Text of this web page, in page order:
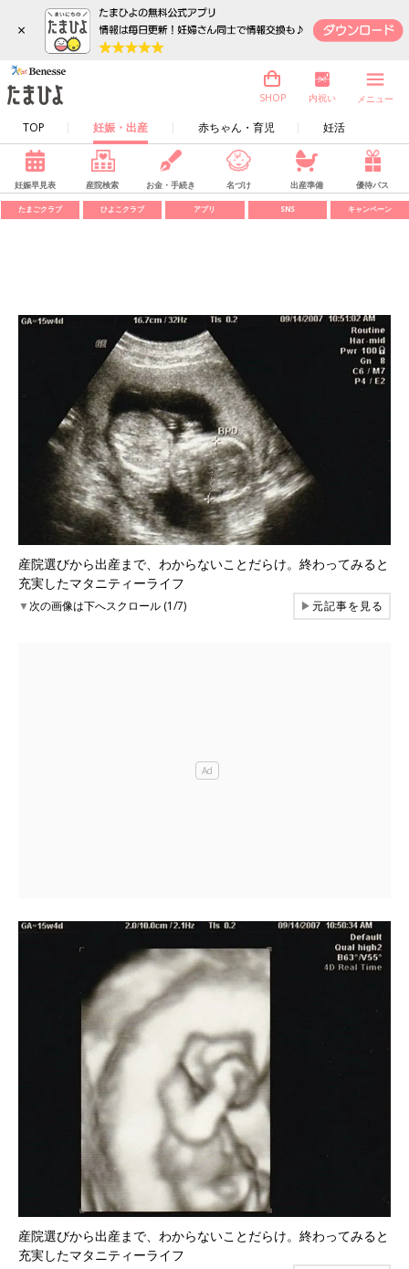
×
TOP 妊娠・出産 赤ちゃん・育児 妊活
SHOP 内祝い メニュー
妊娠早見表 産院検索 お金・手続き 名づけ 出産準備 優待パス
たまごクラブ ひよこクラブ アプリ SNS キャンペーン
産院選びから出産まで、わからないことだらけ。終わってみると
充実したマタニティーライフ
▼次の画像は下へスクロール (1/7) ▶元記事を見る
産院選びから出産まで、わからないことだらけ。終わってみると
充実したマタニティーライフ